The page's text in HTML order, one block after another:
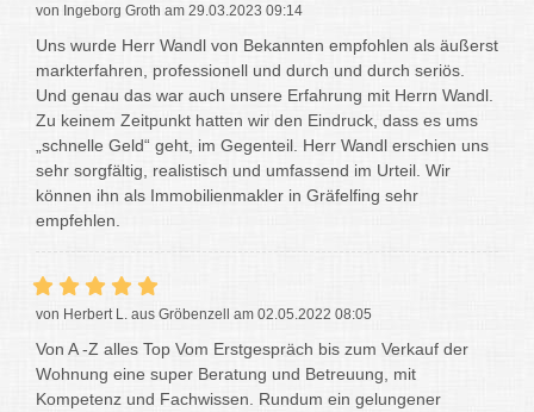
von Ingeborg Groth am 29.03.2023 09:14
Uns wurde Herr Wandl von Bekannten empfohlen als äußerst
markterfahren, professionell und durch und durch seriös.
Und genau das war auch unsere Erfahrung mit Herrn Wandl.
Zu keinem Zeitpunkt hatten wir den Eindruck, dass es ums
„schnelle Geld“ geht, im Gegenteil. Herr Wandl erschien uns
sehr sorgfältig, realistisch und umfassend im Urteil. Wir
können ihn als Immobilienmakler in Gräfelfing sehr
empfehlen.
von Herbert L. aus Gröbenzell am 02.05.2022 08:05
Von A -Z alles Top Vom Erstgespräch bis zum Verkauf der
Wohnung eine super Beratung und Betreuung, mit
Kompetenz und Fachwissen. Rundum ein gelungener